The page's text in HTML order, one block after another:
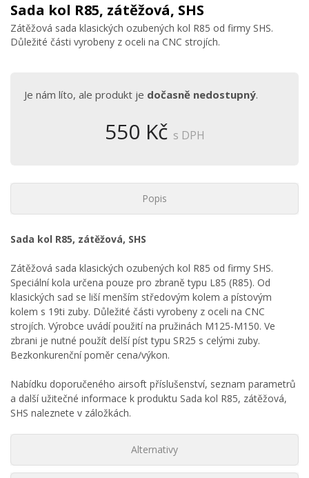
Sada kol R85, zátěžová, SHS
Zátěžová sada klasických ozubených kol R85 od firmy SHS.
Důležité části vyrobeny z oceli na CNC strojích.
Je nám líto, ale produkt je dočasně nedostupný.
550 Kč s DPH
Popis
Sada kol R85, zátěžová, SHS
Zátěžová sada klasických ozubených kol R85 od firmy SHS.
Speciální kola určena pouze pro zbraně typu L85 (R85). Od
klasických sad se liší menším středovým kolem a pístovým
kolem s 19ti zuby. Důležité části vyrobeny z oceli na CNC
strojích. Výrobce uvádí použití na pružinách M125-M150. Ve
zbrani je nutné použít delší píst typu SR25 s celými zuby.
Bezkonkurenční poměr cena/výkon.
Nabídku doporučeného airsoft příslušenství, seznam parametrů
a další užitečné informace k produktu Sada kol R85, zátěžová,
SHS naleznete v záložkách.
Alternativy